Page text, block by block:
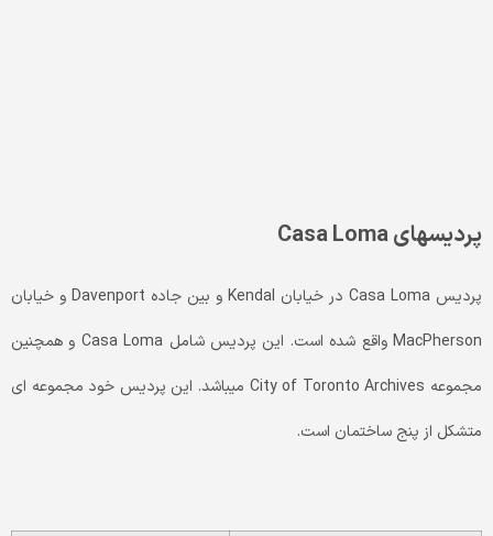
پردیس­هایCasa Loma
پردیس Casa Loma در خیابان Kendal و بین جاده Davenport و خیابان
MacPherson واقع شده­ است. این پردیس شامل Casa Loma و همچنین
مجموعه City of Toronto Archives می­باشد. این پردیس خود مجموعه ­ای
متشکل از پنج ساختمان است.